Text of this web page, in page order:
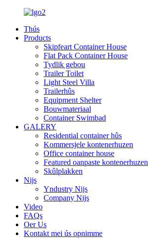
Thús
Products
Skipfeart Container House
Flat Pack Container House
Tydlik gebou
Trailer Toilet
Light Steel Villa
Trailerhûs
Equipment Shelter
Bouwmateriaal
Container Swimbad
GALERY
Residential container hûs
Kommersjele kontenerhuzen
Office container house
Featured oanpaste kontenerhuzen
Skûlplakken
Nijs
Yndustry Nijs
Company Nijs
Video
FAQs
Oer Us
Kontakt mei ús opnimme